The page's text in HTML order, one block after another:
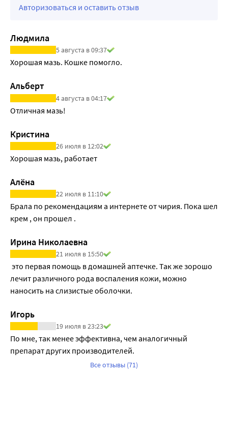
Авторизоваться и оставить отзыв
Людмила
5 августа в 09:37
Хорошая мазь. Кошке помогло.
Альберт
4 августа в 04:17
Отличная мазь!
Кристина
26 июля в 12:02
Хорошая мазь, работает
Алёна
22 июля в 11:10
Брала по рекомендациям а интернете от чирия. Пока шел
крем , он прошел .
Ирина Николаевна
21 июля в 15:50
лечит различного рода воспаления кожи, можно
наносить на слизистые оболочки.
Игорь
19 июля в 23:23
По мне, так менее эффективна, чем аналогичный
препарат других производителей.
Все отзывы (71)